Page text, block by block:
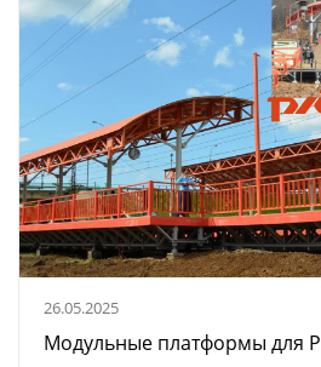
26.05.2025
Модульные платформы для